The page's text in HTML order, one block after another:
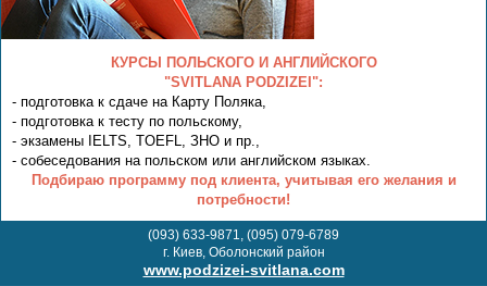
КУРСЫ ПОЛЬСКОГО И АНГЛИЙСКОГО
"SVITLANA PODZIZEI":
- подготовка к сдаче на Карту Поляка,
- подготовка к тесту по польскому,
- экзамены IELTS, TOEFL, ЗНО и пр.,
- собеседования на польском или английском языках.
Подбираю программу под клиента, учитывая его желания и
потребности!
(093) 633-9871, (095) 079-6789
г. Киев, Оболонский район
www.podzizei-svitlana.com